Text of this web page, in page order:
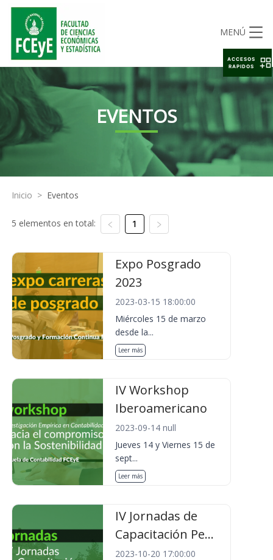
MENÚ
EVENTOS
Inicio > Eventos
5 elementos en total: 1
Expo Posgrado
2023
2023-03-15 18:00:00
Miércoles 15 de marzo
desde la...
Leer más
IV Workshop
Iberoamericano
2023-09-14 null
Jueves 14 y Viernes 15 de
sept...
Leer más
IV Jornadas de
Capacitación Pe...
2023-10-20 17:00:00
ACCESOS
RAPIDOS